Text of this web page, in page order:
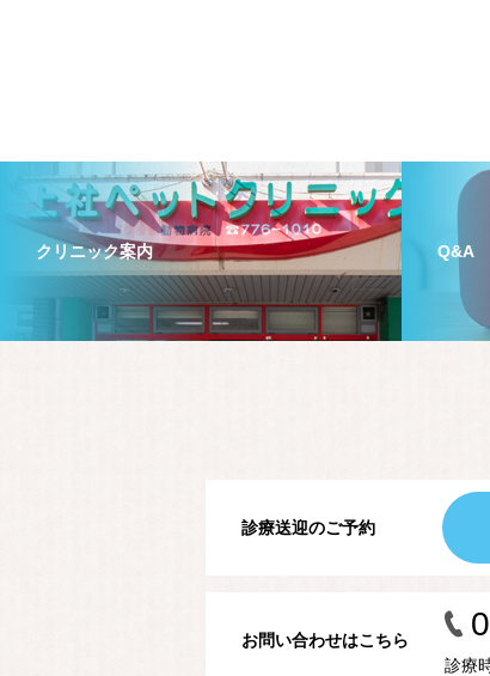
クリニック案内 Q&A
診療送迎のご予約
お問い合わせはこちら
診療